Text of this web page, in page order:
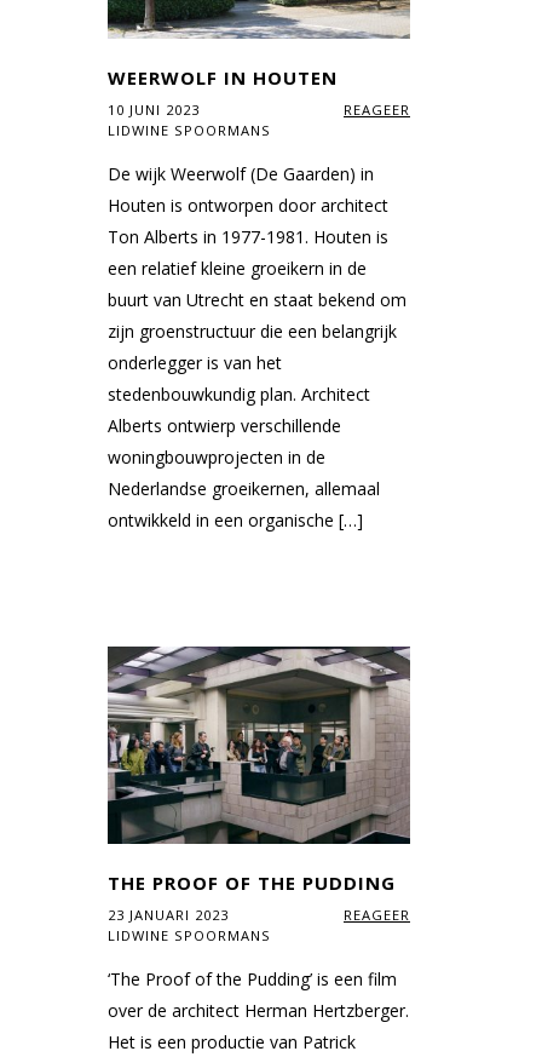
WEERWOLF IN HOUTEN
10 JUNI 2023
REAGEER
LIDWINE SPOORMANS
De wijk Weerwolf (De Gaarden) in
Houten is ontworpen door architect
Ton Alberts in 1977-1981. Houten is
een relatief kleine groeikern in de
buurt van Utrecht en staat bekend om
zijn groenstructuur die een belangrijk
onderlegger is van het
stedenbouwkundig plan. Architect
Alberts ontwierp verschillende
woningbouwprojecten in de
Nederlandse groeikernen, allemaal
ontwikkeld in een organische […]
THE PROOF OF THE PUDDING
23 JANUARI 2023
REAGEER
LIDWINE SPOORMANS
‘The Proof of the Pudding’ is een film
over de architect Herman Hertzberger.
Het is een productie van Patrick